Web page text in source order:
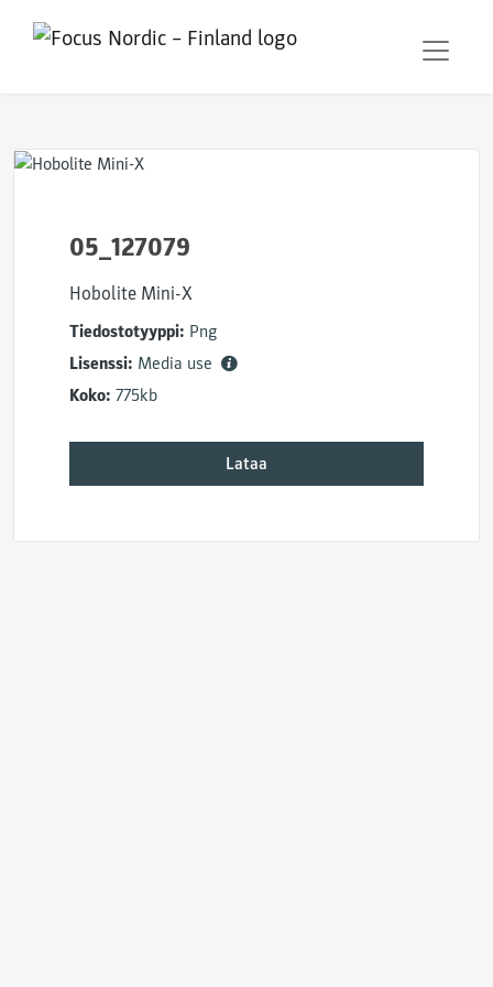
05_127079
Hobolite Mini-X
Tiedostotyyppi: Png
Lisenssi: Media use
Koko: 775kb
Lataa